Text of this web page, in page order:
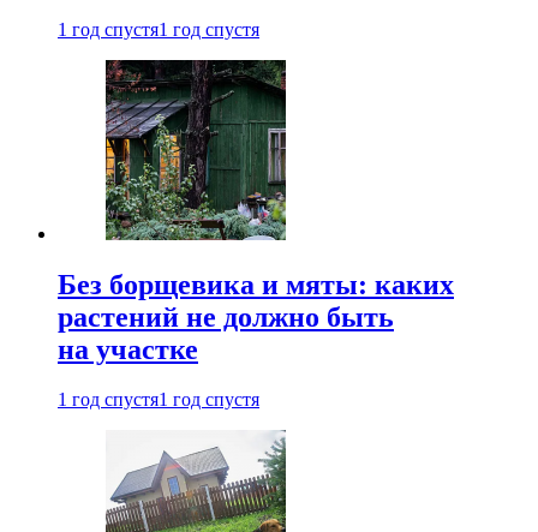
1 год спустя1 год спустя
Без борщевика и мяты: каких
растений не должно быть
на участке
1 год спустя1 год спустя